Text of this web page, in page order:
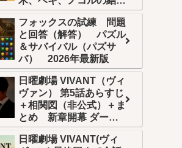
は？続編はある？
フォックスの試練 問題
と回答（解答） パズル
＆サバイバル（パズサ
バ） 2026年最新版
日曜劇場 VIVANT（ヴィ
ヴァン） 第5話あらすじ
＋相関図（非公式）＋ま
とめ 新章開幕 ダーク
ヒーロー乃木編スタート
日曜劇場 VIVANT(ヴィ